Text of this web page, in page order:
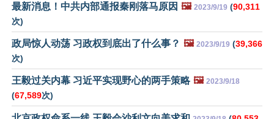
最新消息！中共内部通报秦刚落马原因 🖼️ 2023/9/19 (90,311
次)
政局惊人动荡 习政权到底出了什么事？ 🖼️ 2023/9/19 (39,366
次)
王毅过关内幕 习近平实现野心的两手策略 🖼️ 2023/9/18
(67,589次)